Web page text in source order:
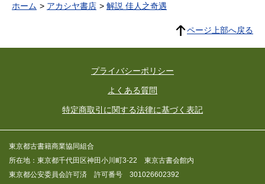
ホーム アカシヤ書店 解説 佳人之奇遇
ページ上部へ戻る
プライバシーポリシー
よくある質問
特定商取引に関する法律に基づく表記
東京都古書籍商業協同組合
所在地：東京都千代田区神田小川町3-22 東京古書会館内
東京都公安委員会許可済 許可番号 301026602392